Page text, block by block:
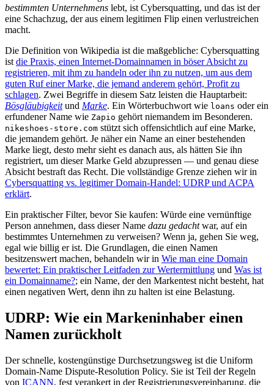
bestimmten Unternehmens lebt, ist Cybersquatting, und das ist der
eine Schachzug, der aus einem legitimen Flip einen verlustreichen
macht.
Die Definition von Wikipedia ist die maßgebliche: Cybersquatting
istdie Praxis, einen Internet-Domainnamen in böser Absicht zu
registrieren, mit ihm zu handeln oder ihn zu nutzen, um aus dem
guten Ruf einer Marke, die jemand anderem gehört, Profit zu
schlagen. Zwei Begriffe in diesem Satz leisten die Hauptarbeit:
Bösgläubigkeitund Marke. Ein Wörterbuchwort wie loans oder ein
erfundener Name wie Zapio gehört niemandem im Besonderen.
nikeshoes-store.com stützt sich offensichtlich auf eine Marke,
die jemandem gehört. Je näher ein Name an einer bestehenden
Marke liegt, desto mehr sieht es danach aus, als hätten Sie ihn
registriert, um dieser Marke Geld abzupressen — und genau diese
Absicht bestraft das Recht. Die vollständige Grenze ziehen wir in
Cybersquatting vs. legitimer Domain-Handel: UDRP und ACPA
erklärt.
Ein praktischer Filter, bevor Sie kaufen: Würde eine vernünftige
Person annehmen, dass dieser Name dazu gedachtwar, auf ein
bestimmtes Unternehmen zu verweisen? Wenn ja, gehen Sie weg,
egal wie billig er ist. Die Grundlagen, die einen Namen
besitzenswert machen, behandeln wir in Wie man eine Domain
bewertet: Ein praktischer Leitfaden zur Wertermittlung und Was ist
ein Domainname?; ein Name, der den Markentest nicht besteht, hat
einen negativen Wert, denn ihn zu halten ist eine Belastung.
UDRP: Wie ein Markeninhaber einen
Namen zurückholt
Der schnelle, kostengünstige Durchsetzungsweg ist die Uniform
Domain-Name Dispute-Resolution Policy. Sie ist Teil der Regeln
von ICANN, fest verankert in der Registrierungsvereinbarung, die